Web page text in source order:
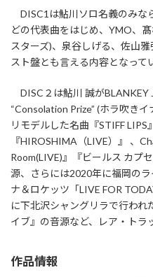
DISC1は鮎川ソロ名義のみな
どの代表曲をはじめ、YMO、
スターズ)、泉谷しげる、佐山
スト盤とも言える内容となって
DISC２は鮎川 誠がBLANKEY
“Consolation Prize” (ホラ吹き
リモデルした名曲『STIFF
『HIROSHIMA（LIVE）』 、
Room(LIVE)』『ビールス カプ
源、さらには2020年に福岡の
ナ＆ロケッツ「LIVE FOR
に下北沢シャングリラで行われ
イブ』の音源など、レア・トラ
作品情報